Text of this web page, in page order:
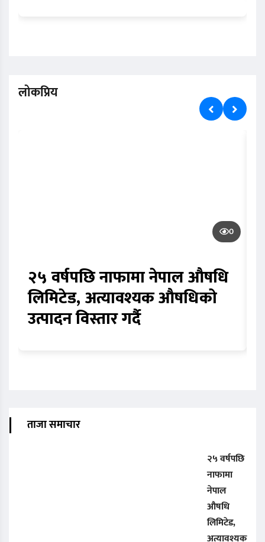
लोकप्रिय
0
२५ वर्षपछि नाफामा नेपाल औषधि
लिमिटेड, अत्यावश्यक औषधिको
उत्पादन विस्तार गर्दै
ताजा समाचार
२५ वर्षपछि
नाफामा
नेपाल
औषधि
लिमिटेड,
अत्यावश्यक